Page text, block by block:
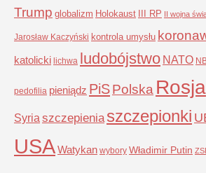
Trump globalizm Holokaust III RP II wojna
Jarosław Kaczyński kontrola umysłu
katolicki lichwa ludobójstwo NATO
pedofilia pieniądz PiSPolska Rosja
Syria szczepienia szczepionki
USAWatykan wybory Władimir Putin